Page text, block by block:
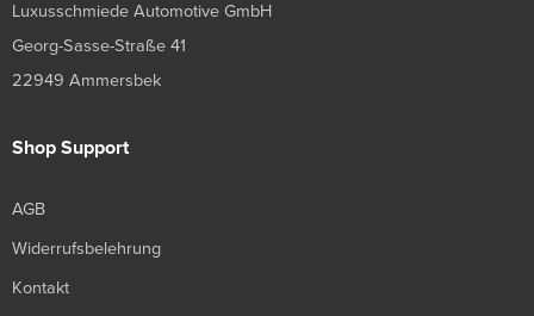
Luxusschmiede Automotive GmbH
Georg-Sasse-Straße 41
22949 Ammersbek
Shop Support
AGB
Widerrufsbelehrung
Kontakt